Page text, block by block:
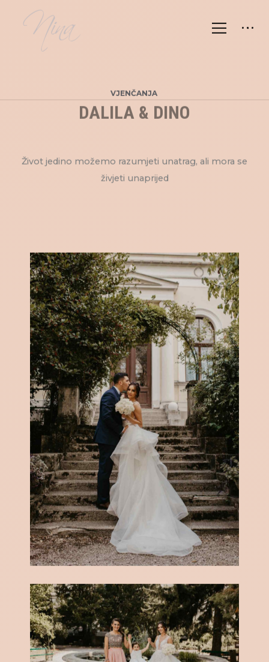
VJENČANJA
DALILA & DINO
Život jedino možemo razumjeti unatrag, ali mora se
živjeti unaprijed